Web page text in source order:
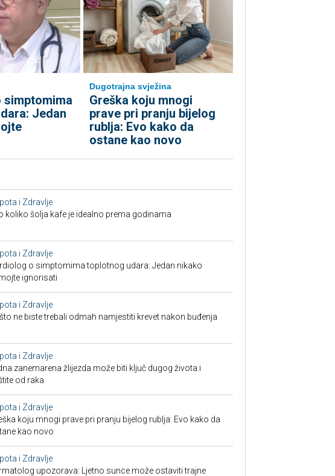
simptomima
Jedan
Dugotrajna svježina
Greška koju mnogi
prave pri pranju bijelog
rublja: Evo kako da
ostane kao novo
i Zdravlje
koliko šolja kafe je idealno prema godinama
i Zdravlje
o simptomima toplotnog udara: Jedan nikako
ignorisati
i Zdravlje
ne biste trebali odmah namjestiti krevet nakon buđenja
i Zdravlje
zanemarena žlijezda može biti ključ dugog života i
od raka
i Zdravlje
koju mnogi prave pri pranju bijelog rublja: Evo kako da
kao novo
i Zdravlje
upozorava: Ljetno sunce može ostaviti trajne